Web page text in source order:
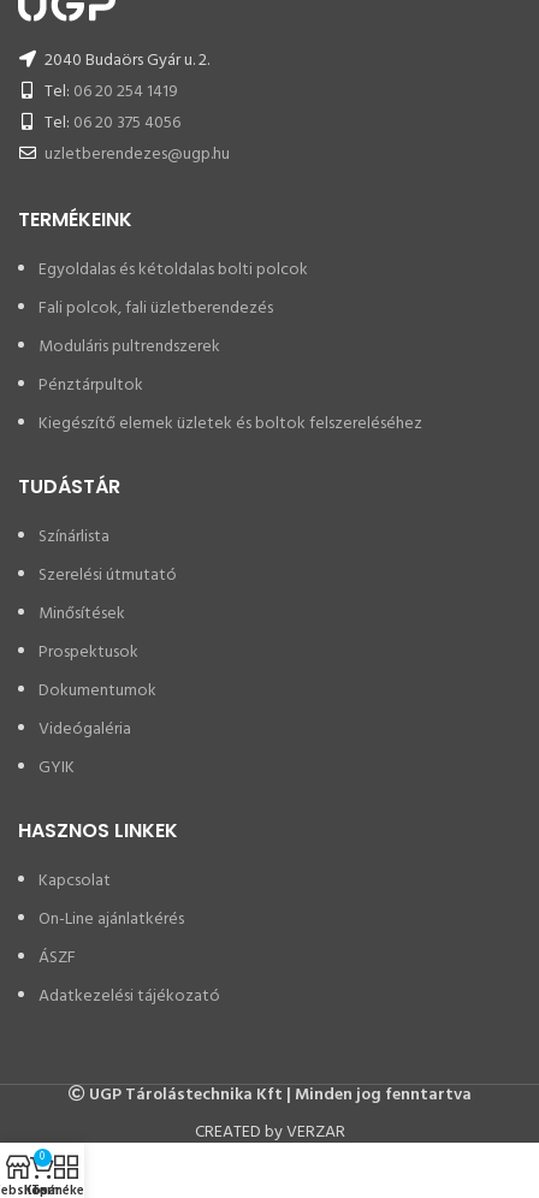
2040 Budaörs Gyár u. 2.
Tel: 06 20 254 1419
Tel: 06 20 375 4056
uzletberendezes@ugp.hu
TERMÉKEINK
Egyoldalas és kétoldalas bolti polcok
Fali polcok, fali üzletberendezés
Moduláris pultrendszerek
Pénztárpultok
Kiegészítő elemek üzletek és boltok felszereléséhez
TUDÁSTÁR
Színárlista
Szerelési útmutató
Minősítések
Prospektusok
Dokumentumok
Videógaléria
GYIK
HASZNOS LINKEK
Kapcsolat
On-Line ajánlatkérés
ÁSZF
Adatkezelési tájékozató
UGP Tárolástechnika Kft | Minden jog fenntartva
CREATED by VERZAR
0
Kosár
Termékeink